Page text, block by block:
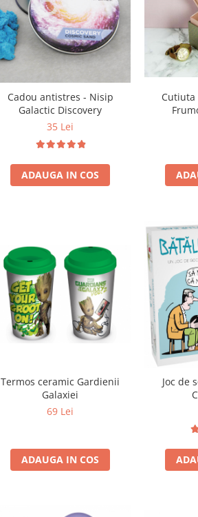
Cadou antistres - Nisip
Galactic Discovery
35 Lei
ADAUGA IN COS
Termos ceramic Gardienii
Galaxiei
69 Lei
ADAUGA IN COS
Joc de